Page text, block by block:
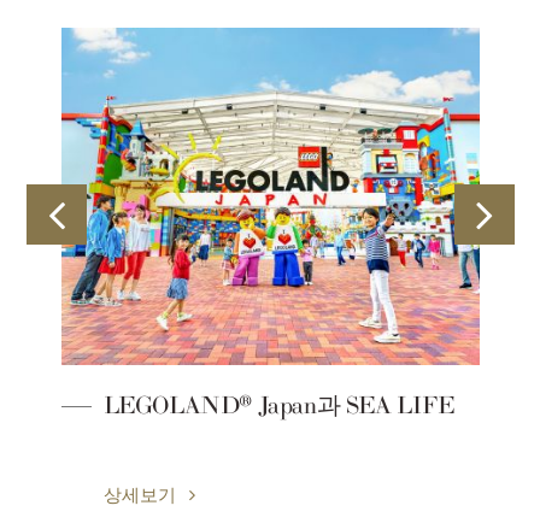
LEGOLAND® Japan과 SEA LIFE
상세보기